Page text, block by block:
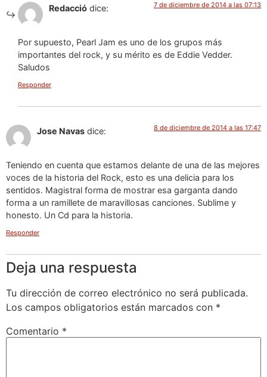
Redacció dice: 7 de diciembre de 2014 a las 07:13
Por supuesto, Pearl Jam es uno de los grupos más
importantes del rock, y su mérito es de Eddie Vedder.
Saludos
Responder
Jose Navas dice: 8 de diciembre de 2014 a las 17:47
Teniendo en cuenta que estamos delante de una de las mejores
voces de la historia del Rock, esto es una delicia para los
sentidos. Magistral forma de mostrar esa garganta dando
forma a un ramillete de maravillosas canciones. Sublime y
honesto. Un Cd para la historia.
Responder
Deja una respuesta
Tu dirección de correo electrónico no será publicada.
Los campos obligatorios están marcados con *
Comentario *